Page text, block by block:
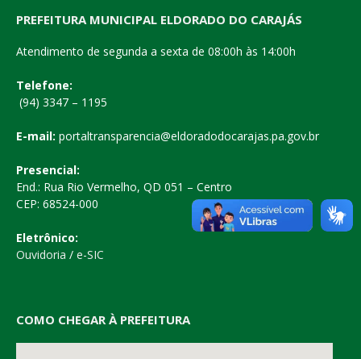
PREFEITURA MUNICIPAL ELDORADO DO CARAJÁS
Atendimento de segunda a sexta de 08:00h às 14:00h
Telefone:
(94) 3347 – 1195
E-mail: portaltransparencia@eldoradodocarajas.pa.gov.br
Presencial:
End.: Rua Rio Vermelho, QD 051 – Centro
CEP: 68524-000
Eletrônico:
Ouvidoria / e-SIC
COMO CHEGAR À PREFEITURA